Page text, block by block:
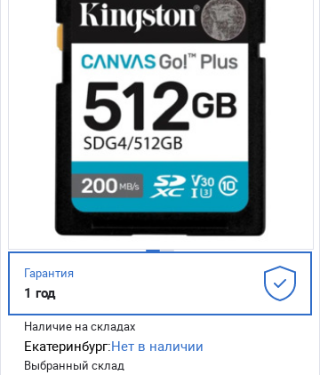
Гарантия
1 год
Наличие на складах
Екатеринбург:Нет в наличии
Выбранный склад